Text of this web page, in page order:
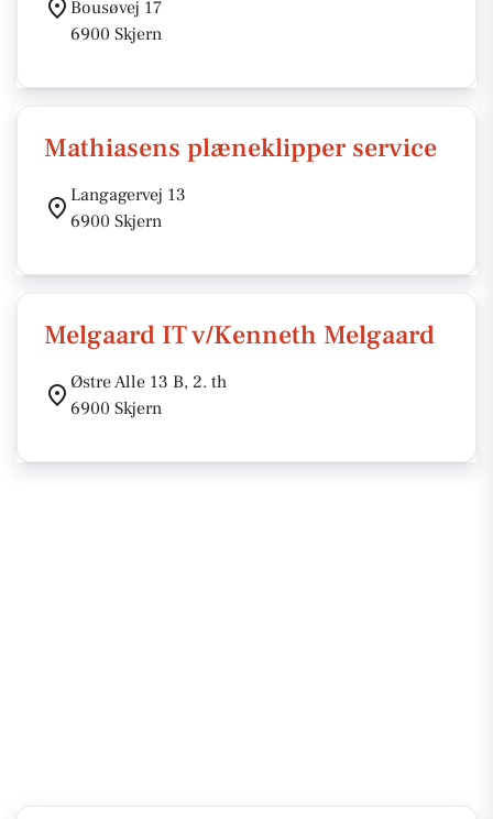
Bousøvej 17
6900 Skjern
Mathiasens plæneklipper service
Langagervej 13
6900 Skjern
Melgaard IT v/Kenneth Melgaard
Østre Alle 13 B, 2. th
6900 Skjern